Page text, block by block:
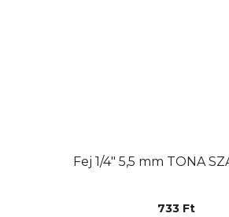
Fej 1/4" 5,5 mm TONA
733 Ft